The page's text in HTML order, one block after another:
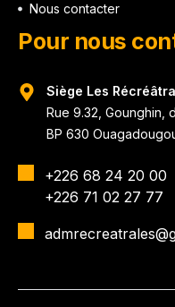
Nous contacter
Pour nous
Siège Les
Rue 9.32, Gounghin,
BP 630
+226 68 24 20 00
+226 71 02 27 77